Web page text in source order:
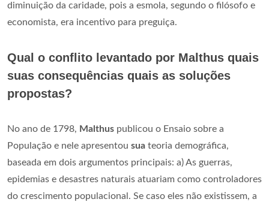
diminuição da caridade, pois a esmola, segundo o filósofo e
economista, era incentivo para preguiça.
Qual o conflito levantado por Malthus quais
suas consequências quais as soluções
propostas?
No ano de 1798, Malthus publicou o Ensaio sobre a
População e nele apresentou sua teoria demográfica,
baseada em dois argumentos principais: a) As guerras,
epidemias e desastres naturais atuariam como controladores
do crescimento populacional. Se caso eles não existissem, a